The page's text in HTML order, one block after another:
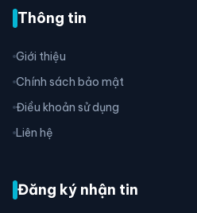
Thông tin
Giới thiệu
Chính sách bảo mật
Điều khoản sử dụng
Liên hệ
Đăng ký nhận tin